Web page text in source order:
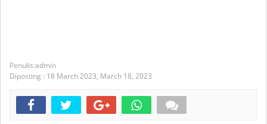
admin
Diposting : 18 March 2023, March 18, 2023